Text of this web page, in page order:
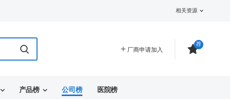
相关资源
厂商申请加入
荐
产品榜 公司榜 医院榜